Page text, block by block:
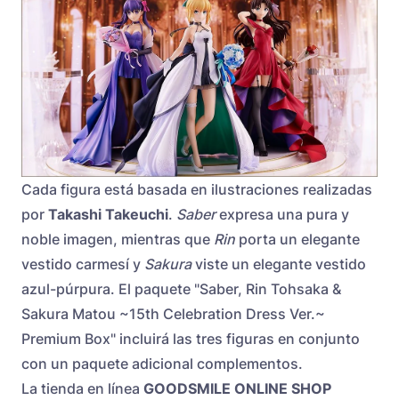
Cada figura está basada en ilustraciones realizadas
por Takashi Takeuchi. Saberexpresa una pura y
noble imagen, mientras que Rin porta un elegante
vestido carmesí y Sakuraviste un elegante vestido
azul-púrpura. El paquete "Saber, Rin Tohsaka &
Sakura Matou ~15th Celebration Dress Ver.~
Premium Box" incluirá las tres figuras en conjunto
con un paquete adicional complementos.
La tienda en línea GOODSMILE ONLINE SHOP